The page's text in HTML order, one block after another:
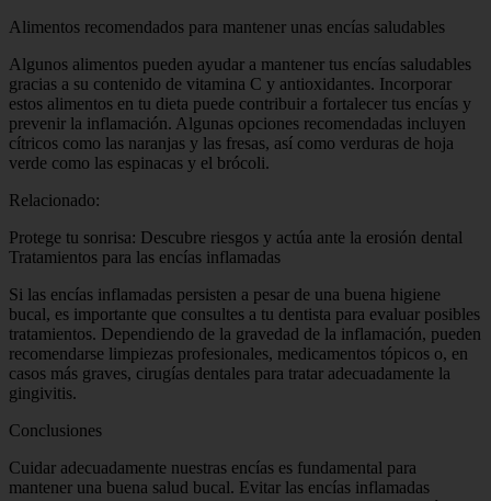
Alimentos recomendados para mantener unas encías saludables
Algunos alimentos pueden ayudar a mantener tus encías saludables
gracias a su contenido de vitamina C y antioxidantes. Incorporar
estos alimentos en tu dieta puede contribuir a fortalecer tus encías y
prevenir la inflamación. Algunas opciones recomendadas incluyen
cítricos como las naranjas y las fresas, así como verduras de hoja
verde como las espinacas y el brócoli.
Relacionado:
Protege tu sonrisa: Descubre riesgos y actúa ante la erosión dental
Tratamientos para las encías inflamadas
Si las encías inflamadas persisten a pesar de una buena higiene
bucal, es importante que consultes a tu dentista para evaluar posibles
tratamientos. Dependiendo de la gravedad de la inflamación, pueden
recomendarse limpiezas profesionales, medicamentos tópicos o, en
casos más graves, cirugías dentales para tratar adecuadamente la
gingivitis.
Conclusiones
Cuidar adecuadamente nuestras encías es fundamental para
mantener una buena salud bucal. Evitar las encías inflamadas